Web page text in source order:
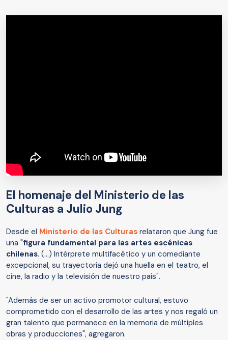
El homenaje del Ministerio de las
Culturas a Julio Jung
Desde el Ministerio de las Culturas relataron que Jung fue
una "figura fundamental para las artes escénicas
chilenas. (...) Intérprete multifacético y un comediante
excepcional, su trayectoria dejó una huella en el teatro, el
cine, la radio y la televisión de nuestro país".
"Además de ser un activo promotor cultural, estuvo
comprometido con el desarrollo de las artes y nos regaló un
gran talento que permanece en la memoria de múltiples
obras y producciones", agregaron.